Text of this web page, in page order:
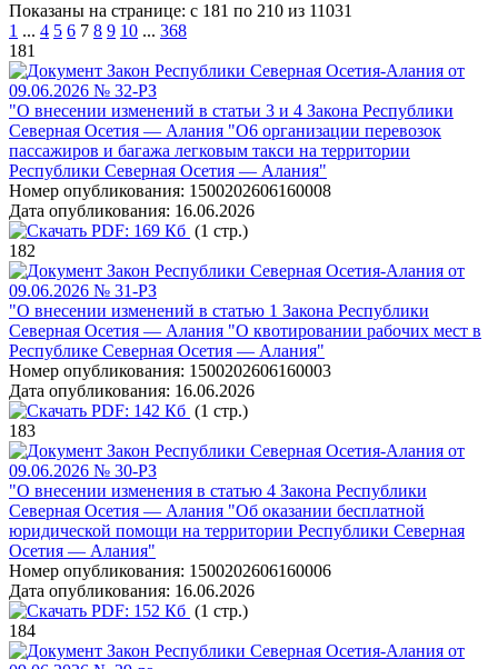
Показаны на странице: с 181 по 210 из 11031
1 ... 4 5 6 7 8 9 10 ... 368
181
Закон Республики Северная Осетия-Алания от
09.06.2026 № 32-РЗ
"О внесении изменений в статьи 3 и 4 Закона Республики
Северная Осетия — Алания "О6 организации перевозок
пассажиров и багажа легковым такси на территории
Республики Северная Осетия — Алания"
Номер опубликования: 1500202606160008
Дата опубликования: 16.06.2026
PDF: 169 Кб (1 стр.)
182
Закон Республики Северная Осетия-Алания от
09.06.2026 № 31-РЗ
"О внесении изменений в статью 1 Закона Республики
Северная Осетия — Алания "О квотировании рабочих мест в
Республике Северная Осетия — Алания"
Номер опубликования: 1500202606160003
Дата опубликования: 16.06.2026
PDF: 142 Кб (1 стр.)
183
Закон Республики Северная Осетия-Алания от
09.06.2026 № 30-РЗ
"О внесении изменения в статью 4 Закона Республики
Северная Осетия — Алания "Об оказании бесплатной
юридической помощи на территории Республики Северная
Осетия — Алания"
Номер опубликования: 1500202606160006
Дата опубликования: 16.06.2026
PDF: 152 Кб (1 стр.)
184
Закон Республики Северная Осетия-Алания от